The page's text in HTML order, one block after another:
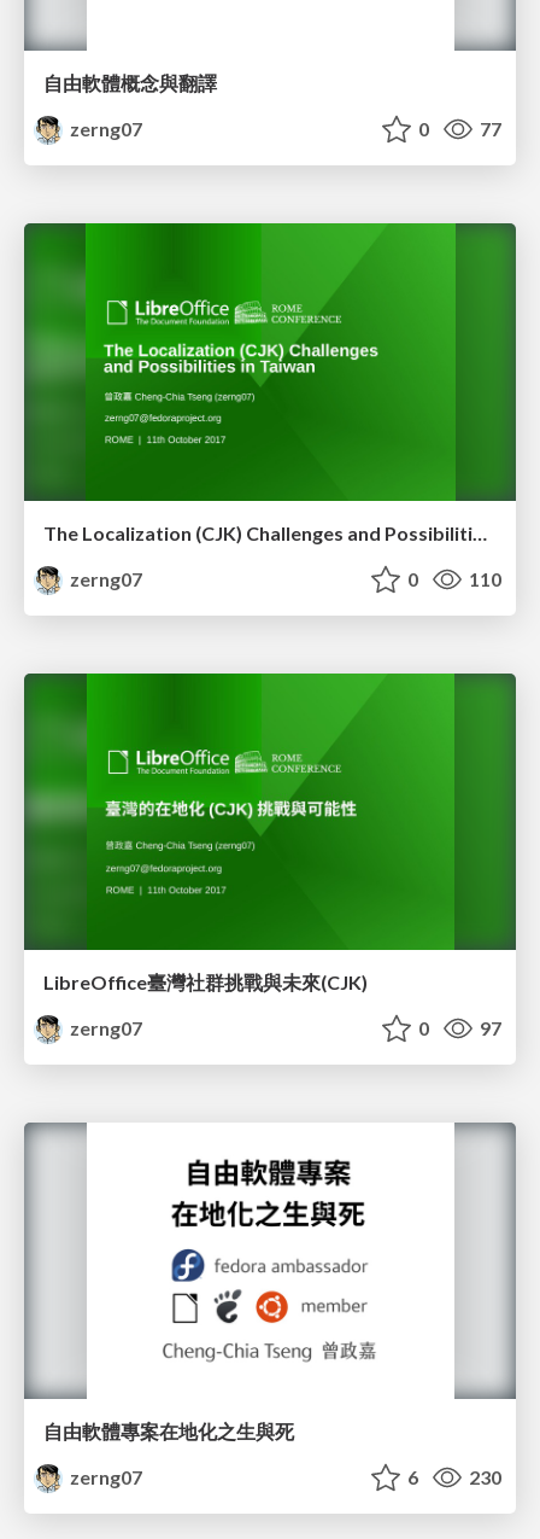
自由軟體概念與翻譯
zerng07
0 77
zerng07
0 110
LibreOffice臺灣社群挑戰與未來(CJK)
zerng07
0 97
自由軟體專案在地化之生與死
zerng07
6 230